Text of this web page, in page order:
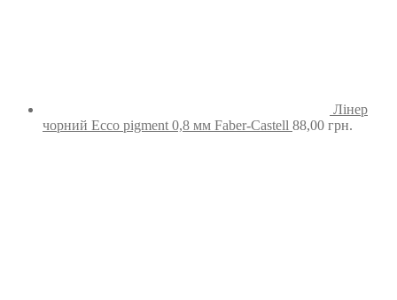
Лінер
чорний Ecco pigment 0,8 мм Faber-Castell 88,00 грн.